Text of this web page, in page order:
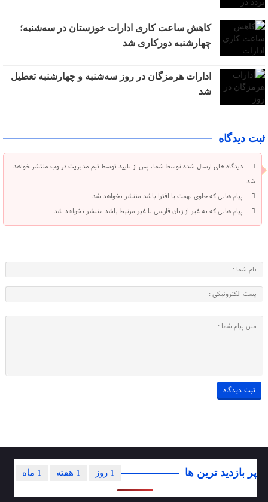
کاهش ساعت کاری ادارات خوزستان در سه‌شنبه؛
چهارشنبه دورکاری شد
ادارات هرمزگان در روز سه‌شنبه و چهارشنبه تعطیل
شد
ثبت دیدگاه
دیدگاه های ارسال شده توسط شما، پس از تایید توسط تیم مدیریت در وب منتشر خواهد
شد.
پیام هایی که حاوی تهمت یا افترا باشد منتشر نخواهد شد.
پیام هایی که به غیر از زبان فارسی یا غیر مرتبط باشد منتشر نخواهد شد.
پر بازدید ترین ها 1 ماه 1 هفته 1 روز